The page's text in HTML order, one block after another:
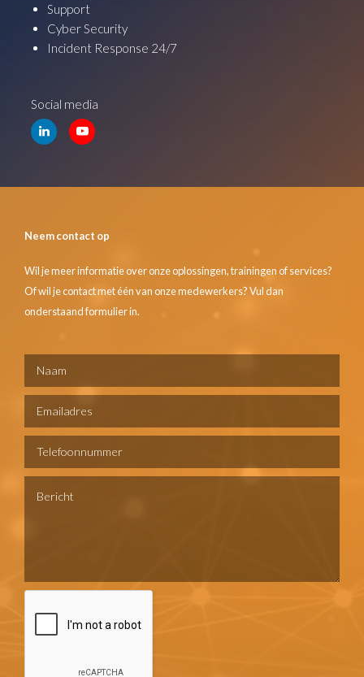
Support
Cyber Security
Incident Response 24/7
Social media
Neem contact op
Wil je meer informatie over onze oplossingen, trainingen of services?
Of wil je contact met één van onze medewerkers? Vul dan
onderstaand formulier in.